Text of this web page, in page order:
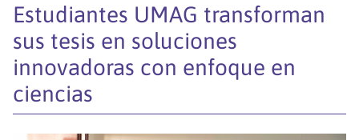
Estudiantes UMAG transforman
sus tesis en soluciones
innovadoras con enfoque en
ciencias